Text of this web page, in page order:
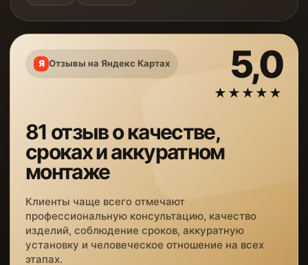
Отзывы на Яндекс Картах 5,0
★★★★★
81 отзыв о качестве,
сроках и аккуратном
монтаже
Клиенты чаще всего отмечают
профессиональную консультацию, качество
изделий, соблюдение сроков, аккуратную
установку и человеческое отношение на всех
этапах.